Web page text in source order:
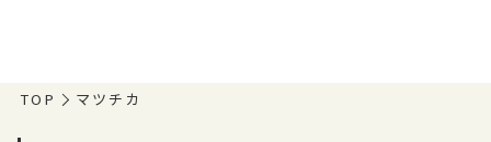
TOP マツチカ